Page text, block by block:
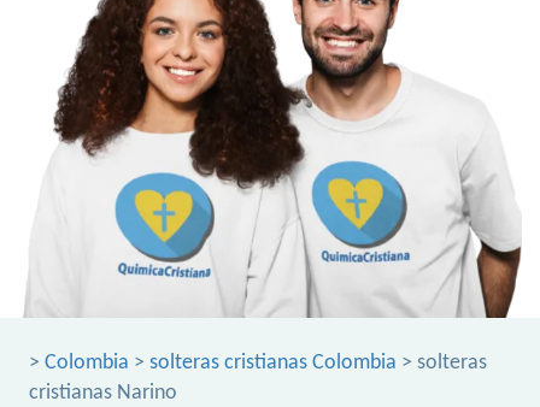
> Colombia > solteras cristianas Colombia > solteras
cristianas Narino